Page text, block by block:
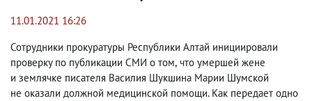
11.01.2021 16:26
Сотрудники прокуратуры Республики Алтай инициировали
проверку по публикации СМИ о том, что умершей жене
и землячке писателя Василия Шукшина Марии Шумской
не оказали должной медицинской помощи. Как передает одно